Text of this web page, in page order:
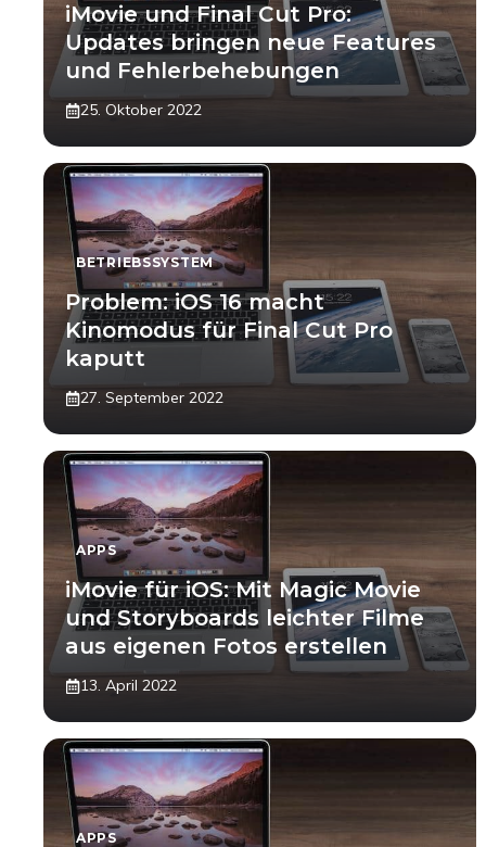
iMovie und Final Cut Pro:
Updates bringen neue Features
und Fehlerbehebungen
25. Oktober 2022
BETRIEBSSYSTEM
Problem: iOS 16 macht
Kinomodus für Final Cut Pro
kaputt
27. September 2022
APPS
iMovie für iOS: Mit Magic Movie
und Storyboards leichter Filme
aus eigenen Fotos erstellen
13. April 2022
APPS